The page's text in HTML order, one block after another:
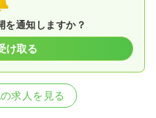
を通知しますか？
け取る
求人を見る